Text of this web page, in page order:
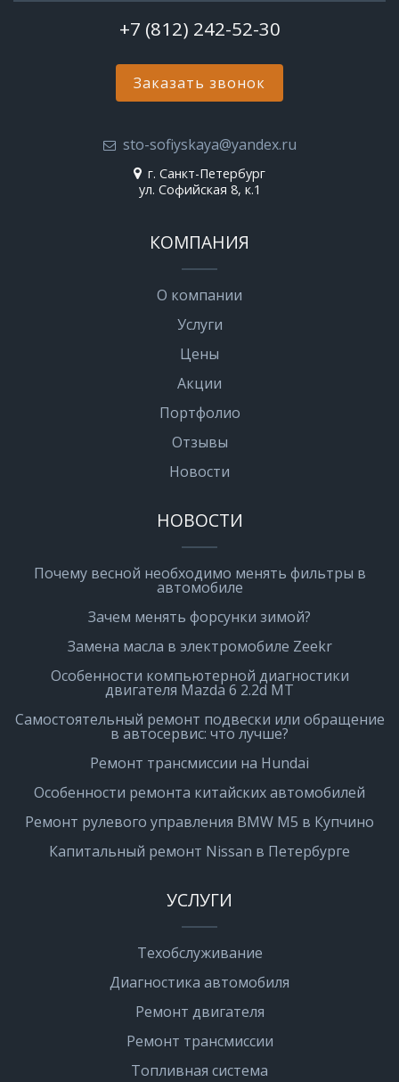
+7 (812) 242-52-30
Заказать звонок
sto-sofiyskaya@yandex.ru
г. Санкт-Петербург
ул. Софийская 8, к.1
КОМПАНИЯ
О компании
Услуги
Цены
Акции
Портфолио
Отзывы
Новости
НОВОСТИ
Почему весной необходимо менять фильтры в
автомобиле
Зачем менять форсунки зимой?
Замена масла в электромобиле Zeekr
Особенности компьютерной диагностики
двигателя Mazda 6 2.2d MT
Самостоятельный ремонт подвески или обращение
в автосервис: что лучше?
Ремонт трансмиссии на Hundai
Особенности ремонта китайских автомобилей
Ремонт рулевого управления BMW M5 в Купчино
Капитальный ремонт Nissan в Петербурге
УСЛУГИ
Техобслуживание
Диагностика автомобиля
Ремонт двигателя
Ремонт трансмиссии
Топливная система